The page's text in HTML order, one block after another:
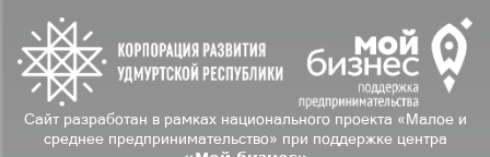
Сайт разработан в рамках национального проекта «Малое и
среднее предпринимательство» при поддержке центра